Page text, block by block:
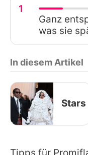
1
Ganz
was sie
In diesem Artikel
Stars